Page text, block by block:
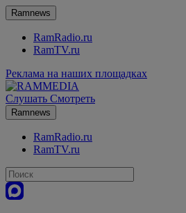
Ramnews
RamRadio.ru
RamTV.ru
Реклама на наших площадках
Слушать Смотреть
Ramnews
RamRadio.ru
RamTV.ru